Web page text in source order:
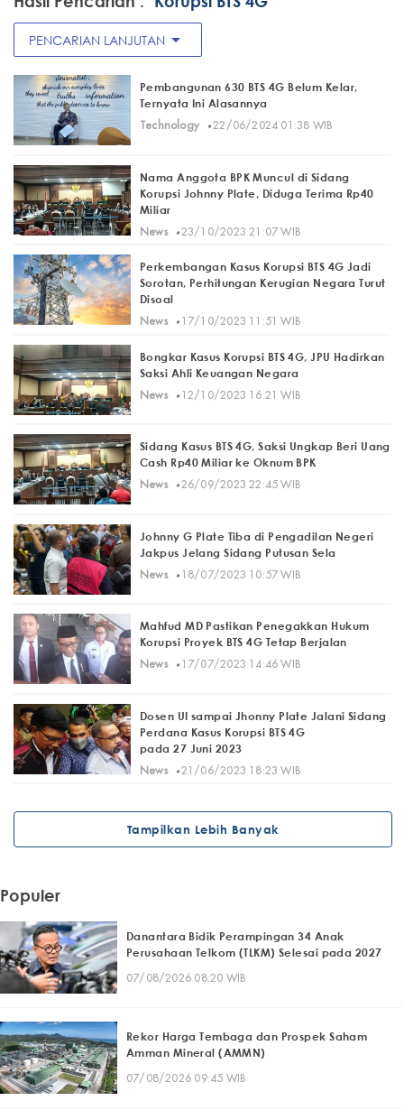
PENCARIAN LANJUTAN arrow_drop_down
Pembangunan 630 BTS 4G Belum Kelar,
Ternyata Ini Alasannya
Technology
· 22/06/2024 01:38 WIB
Nama Anggota BPK Muncul di Sidang
Korupsi Johnny Plate, Diduga Terima Rp40
Miliar
News· 23/10/2023 21:07 WIB
Perkembangan Kasus Korupsi BTS 4G Jadi
Sorotan, Perhitungan Kerugian Negara Turut
Disoal
News· 17/10/2023 11:51 WIB
Bongkar Kasus Korupsi BTS 4G, JPU Hadirkan
Saksi Ahli Keuangan Negara
News· 12/10/2023 16:21 WIB
Sidang Kasus BTS 4G, Saksi Ungkap Beri Uang
Cash Rp40 Miliar ke Oknum BPK
News· 26/09/2023 22:45 WIB
Johnny G Plate Tiba di Pengadilan Negeri
Jakpus Jelang Sidang Putusan Sela
News· 18/07/2023 10:57 WIB
Mahfud MD Pastikan Penegakkan Hukum
Korupsi Proyek BTS 4G Tetap Berjalan
News· 17/07/2023 14:46 WIB
Dosen UI sampai Jhonny Plate Jalani Sidang
Perdana Kasus Korupsi BTS 4G
pada 27 Juni 2023
News· 21/06/2023 18:23 WIB
Tampilkan Lebih Banyak
Populer
Danantara Bidik Perampingan 34 Anak
Perusahaan Telkom (TLKM) Selesai pada 2027
07/08/2026 08:20 WIB
Rekor Harga Tembaga dan Prospek Saham
Amman Mineral (AMMN)
07/08/2026 09:45 WIB